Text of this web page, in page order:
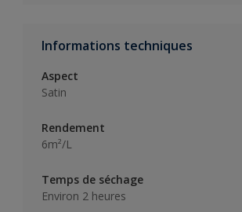
Informations techniques
Aspect
Satin
Rendement
6m²/L
Temps de séchage
Environ 2 heures